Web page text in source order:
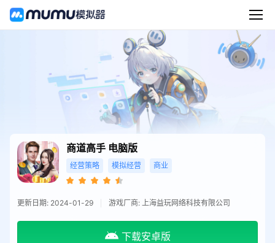
商道高手 电脑版
经营策略 模拟经营 商业
更新日期: 2024-01-29 游戏厂商: 上海益玩网络科技有限公司
下载安卓版